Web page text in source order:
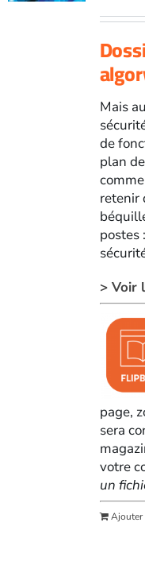
Mais
de
plan
retenir
postes
> Voir
page,
sera
votre
un
Ajouter